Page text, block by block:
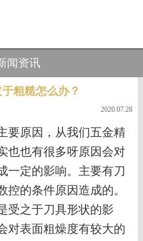
闻资讯
粗糙怎么办？
2020.07.28
要原因，从我们五金精
也也有很多呀原因会对
一定的影响。主要有刀
控的条件原因造成的。
受之于刀具形状的影
对表面粗燥度有较大的